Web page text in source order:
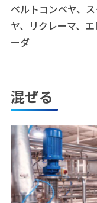
ベルトコンベヤ、
ヤ、リクレーマ、
ーダ
混ぜる